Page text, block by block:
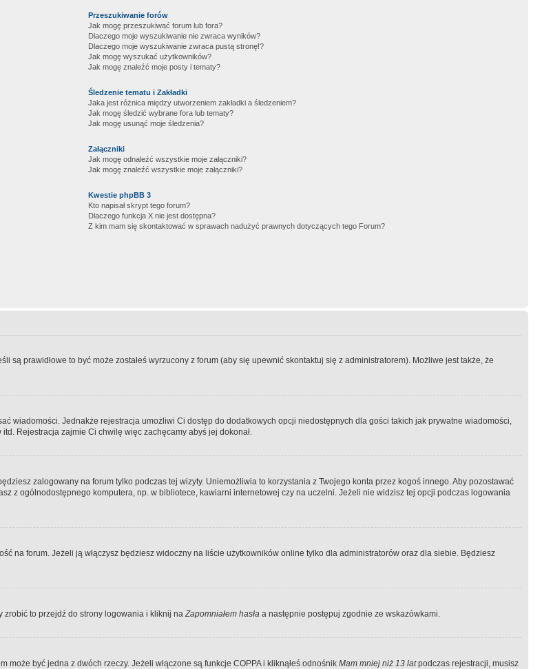
Przeszukiwanie forów
Jak mogę przeszukiwać forum lub fora?
Dlaczego moje wyszukiwanie nie zwraca wyników?
Dlaczego moje wyszukiwanie zwraca pustą stronę!?
Jak mogę wyszukać użytkowników?
Jak mogę znaleźć moje posty i tematy?
Śledzenie tematu i Zakładki
Jaka jest różnica między utworzeniem zakładki a śledzeniem?
Jak mogę śledzić wybrane fora lub tematy?
Jak mogę usunąć moje śledzenia?
Załączniki
Jak mogę odnaleźć wszystkie moje załączniki?
Jak mogę znaleźć wszystkie moje załączniki?
Kwestie phpBB 3
Kto napisał skrypt tego forum?
Dlaczego funkcja X nie jest dostępna?
Z kim mam się skontaktować w sprawach nadużyć prawnych dotyczących tego Forum?
są prawidłowe to być może zostałeś wyrzucony z forum (aby się upewnić skontaktuj się z administratorem). Możliwe jest także, że
wiadomości. Jednakże rejestracja umożliwi Ci dostęp do dodatkowych opcji niedostępnych dla gości takich jak prywatne wiadomości,
Rejestracja zajmie Ci chwilę więc zachęcamy abyś jej dokonał.
zalogowany na forum tylko podczas tej wizyty. Uniemożliwia to korzystania z Twojego konta przez kogoś innego. Aby pozostawać
z ogólnodostępnego komputera, np. w bibliotece, kawiarni internetowej czy na uczelni. Jeżeli nie widzisz tej opcji podczas logowania
na forum. Jeżeli ją włączysz będziesz widoczny na liście użytkowników online tylko dla administratorów oraz dla siebie. Będziesz
zrobić to przejdź do strony logowania i kliknij naZapomniałem hasła a następnie postępuj zgodnie ze wskazówkami.
być jedna z dwóch rzeczy. Jeżeli włączone są funkcje COPPA i kliknąłeś odnośnik Mam mniej niż 13 latpodczas rejestracji, musisz